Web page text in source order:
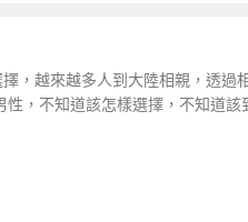
，越來越多人到大陸相親，透過
，不知道該怎樣選擇，不知道該